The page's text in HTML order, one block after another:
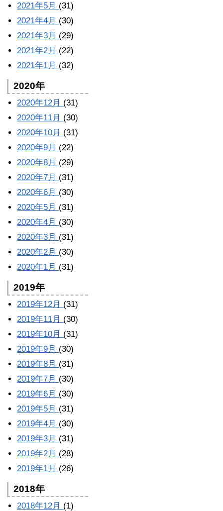
2021年5月 (31)
2021年4月 (30)
2021年3月 (29)
2021年2月 (22)
2021年1月 (32)
2020年
2020年12月 (31)
2020年11月 (30)
2020年10月 (31)
2020年9月 (22)
2020年8月 (29)
2020年7月 (31)
2020年6月 (30)
2020年5月 (31)
2020年4月 (30)
2020年3月 (31)
2020年2月 (30)
2020年1月 (31)
2019年
2019年12月 (31)
2019年11月 (30)
2019年10月 (31)
2019年9月 (30)
2019年8月 (31)
2019年7月 (30)
2019年6月 (30)
2019年5月 (31)
2019年4月 (30)
2019年3月 (31)
2019年2月 (28)
2019年1月 (26)
2018年
2018年12月 (1)